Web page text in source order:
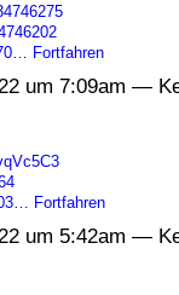
Fortfahren
um 7:09am —
Fortfahren
um 5:42am —